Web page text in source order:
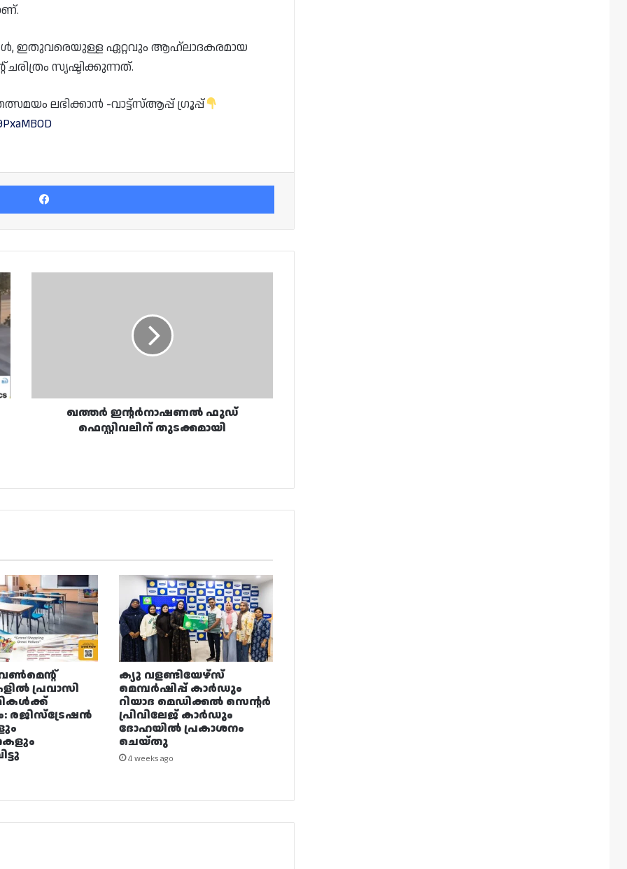
ഇതുവരെയുള്ള ഏറ്റവും ആഹ്ലാദകരമായ
സൃഷ്ടിക്കുന്നത്.
ലഭിക്കാൻ -വാട്ട്സ്ആപ്പ് ഗ്രൂപ്പ്
Facebook
ഖത്തർ ഇന്റർനാഷണൽ ഫുഡ്
ഫെസ്റ്റിവലിന് തുടക്കമായി
പ്രവാസി
രജിസ്ട്രേഷൻ
ക്യു വളണ്ടിയേഴ്‌സ്
മെമ്പർഷിപ്പ് കാർഡും
റിയാദ മെഡിക്കൽ സെന്റർ
പ്രിവിലേജ് കാർഡും
ദോഹയിൽ പ്രകാശനം
ചെയ്തു
4 weeks ago